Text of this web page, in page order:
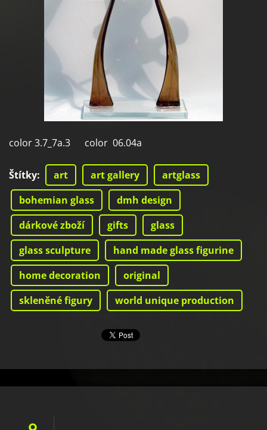
color 3.7_7a.3 color 06.04a
Štítky: art art gallery
artglass
bohemian glass
dmh design
dárkové zboží
gifts
glass
glass sculpture
hand made glass figurine
home decoration
original
skleněné figury
world unique production